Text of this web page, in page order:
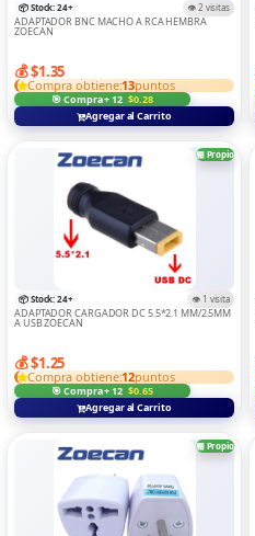
📦 Stock: 24+ 👁️ 2 visitas
ADAPTADOR BNC MACHO A RCA HEMBRA
ZOECAN
💰 $1.35
Compra obtiene:13puntos
🎯 Compra + 12 $0.28
Agregar al Carrito
🏪 Propio
📦 Stock: 24+ 👁️ 1 visita
ADAPTADOR CARGADOR DC 5.5*2.1 MM/2.5MM
A USB ZOECAN
💰 $1.25
Compra obtiene:12puntos
🎯 Compra + 12 $0.65
Agregar al Carrito
🏪 Propio